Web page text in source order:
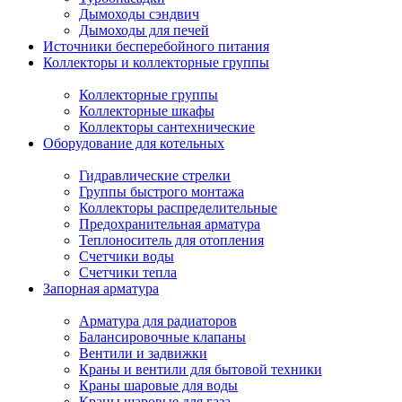
Дымоходы сэндвич
Дымоходы для печей
Источники бесперебойного питания
Коллекторы и коллекторные группы
Коллекторные группы
Коллекторные шкафы
Коллекторы сантехнические
Оборудование для котельных
Гидравлические стрелки
Группы быстрого монтажа
Коллекторы распределительные
Предохранительная арматура
Теплоноситель для отопления
Счетчики воды
Счетчики тепла
Запорная арматура
Арматура для радиаторов
Балансировочные клапаны
Вентили и задвижки
Краны и вентили для бытовой техники
Краны шаровые для воды